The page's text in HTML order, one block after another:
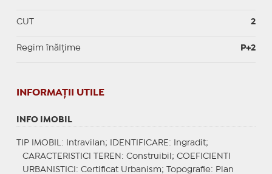
CUT 2
Regim înălțime P+2
INFORMAŢII UTILE
INFO IMOBIL
TIP IMOBIL : Intravilan; IDENTIFICARE : Ingradit;
CARACTERISTICI TEREN : Construibil; COEFICIENTI
URBANISTICI : Certificat Urbanism; Topografie: Plan